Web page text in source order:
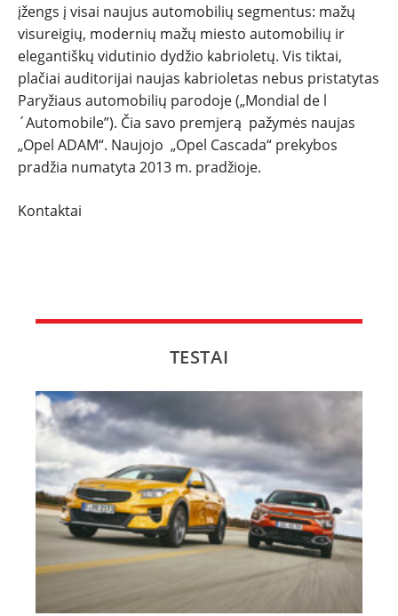
įžengs į visai naujus automobilių segmentus: mažų
visureigių, modernių mažų miesto automobilių ir
elegantiškų vidutinio dydžio kabrioletų. Vis tiktai,
plačiai auditorijai naujas kabrioletas nebus pristatytas
Paryžiaus automobilių parodoje („Mondial de l
´Automobile”). Čia savo premjerą pažymės naujas
„Opel ADAM“. Naujojo „Opel Cascada“ prekybos
pradžia numatyta 2013 m. pradžioje.
Kontaktai
TESTAI